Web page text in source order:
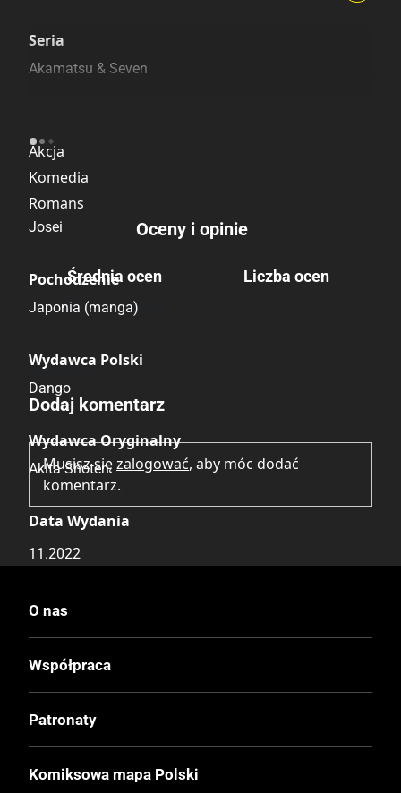
Seria
Akamatsu & Seven
Akcja
Komedia
Romans
Josei
Pochodzenie
Japonia (manga)
Wydawca Polski
Dango
Wydawca Oryginalny
Akita Shoten
Data Wydania
11.2022
Wydanie
I
Czerń / Biel
Oprawa
Oceny i opinie
Średnia ocen
Brak głosów
Liczba ocen
Brak opinii.
Dodaj komentarz
Musisz sięzalogować, aby móc dodać
komentarz.
O nas
Współpraca
Patronaty
Komiksowa mapa Polski